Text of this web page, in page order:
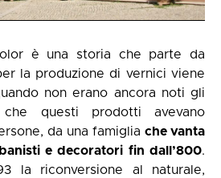
è una storia che parte da
la produzione di vernici viene
non erano ancora noti gli
questi prodotti avevano
da una famiglia che vanta
e decoratori fin dall’800.
la riconversione al naturale,